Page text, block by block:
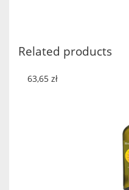
Related products
63,65 zł